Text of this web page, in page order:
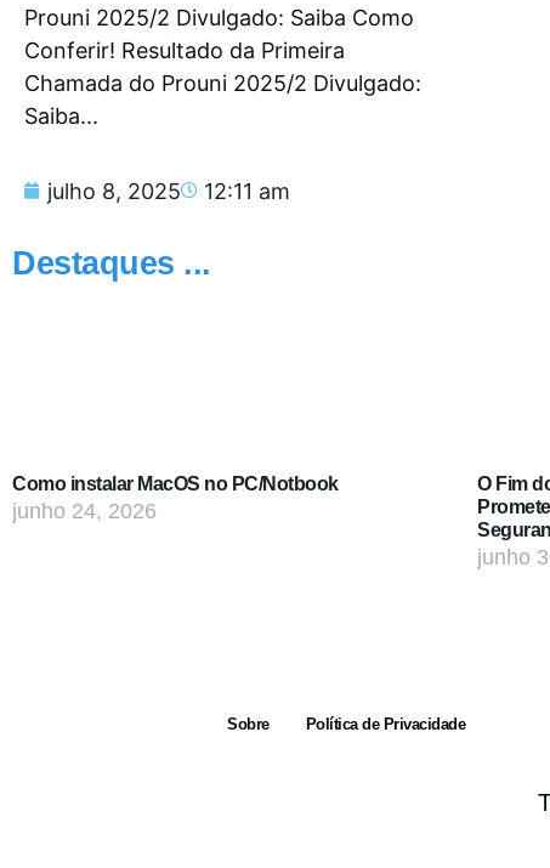
Prouni 2025/2 Divulgado: Saiba Como
Conferir! Resultado da Primeira
Chamada do Prouni 2025/2 Divulgado:
Saiba...
julho 8, 2025 12:11 am
Destaques ...
Como instalar MacOS no PC/Notbook
junho 24, 2026
O Fim
junho
Sobre Política de Privacidade